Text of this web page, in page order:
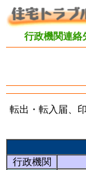
行政機関連絡
転出・転入届、
行政機関